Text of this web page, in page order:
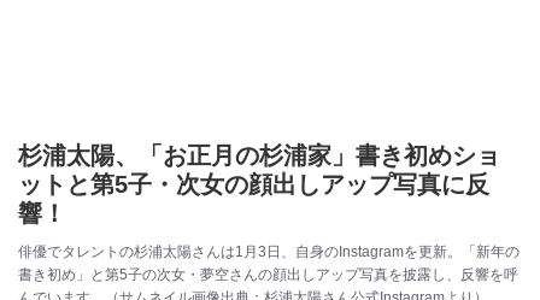
杉浦太陽、「お正月の杉浦家」書き初めショ
ットと第5子・次女の顔出しアップ写真に反
響！
俳優でタレントの杉浦太陽さんは1月3日、自身のInstagramを更新。「新年の
書き初め」と第5子の次女・夢空さんの顔出しアップ写真を披露し、反響を呼